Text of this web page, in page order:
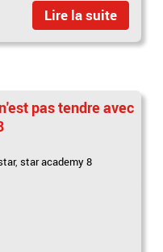
Lire la suite
pas tendre avec
,star academy 8